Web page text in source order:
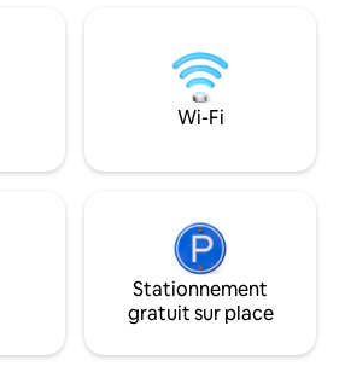
quartiers les plus
votre porte. Pour
escapades
séjours, un
conditions
Wi-Fi
Stationnement
gratuit sur place